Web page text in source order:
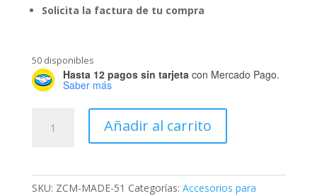
Solicita la factura de tu compra
50 disponibles
Hasta 12 pagos sin tarjetacon Mercado Pago.
Saber más
Nuevo
Añadir al carrito
SKU: ZCM-MADE-51 Categorías: Accesorios para